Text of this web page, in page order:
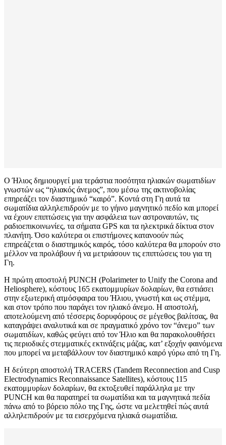
Ο Ήλιος δημιουργεί μια τεράστια ποσότητα ηλιακών σωματιδίων
γνωστών ως “ηλιακός άνεμος”, που μέσω της ακτινοβολίας
επηρεάζει τον διαστημικό “καιρό”. Κοντά στη Γη αυτά τα
σωματίδια αλληλεπιδρούν με το γήινο μαγνητικό πεδίο και μπορεί
να έχουν επιπτώσεις για την ασφάλεια των αστροναυτών, τις
ραδιοεπικοινωνίες, τα σήματα GPS και τα ηλεκτρικά δίκτυα στον
πλανήτη. Όσο καλύτερα οι επιστήμονες κατανοούν πώς
επηρεάζεται ο διαστημικός καιρός, τόσο καλύτερα θα μπορούν στο
μέλλον να προλάβουν ή να μετριάσουν τις επιπτώσεις του για τη
Γη.
Η πρώτη αποστολή PUNCH (Polarimeter to Unify the Corona and
Heliosphere), κόστους 165 εκατομμυρίων δολαρίων, θα εστιάσει
στην εξωτερική ατμόσφαιρα του Ήλιου, γνωστή και ως στέμμα,
και στον τρόπο που παράγει τον ηλιακό άνεμο. Η αποστολή,
αποτελούμενη από τέσσερις δορυφόρους σε μέγεθος βαλίτσας, θα
καταγράψει αναλυτικά και σε πραγματικό χρόνο τον “άνεμο” των
σωματιδίων, καθώς φεύγει από τον Ήλιο και θα παρακολουθήσει
τις περιοδικές στεμματικές εκτινάξεις μάζας, κατ’ εξοχήν φαινόμενα
που μπορεί να μεταβάλλουν τον διαστημικό καιρό γύρω από τη Γη.
Η δεύτερη αποστολή TRACERS (Tandem Reconnection and Cusp
Electrodynamics Reconnaissance Satellites), κόστους 115
εκατομμυρίων δολαρίων, θα εκτοξευθεί παράλληλα με την
PUNCH και θα παρατηρεί τα σωματίδια και τα μαγνητικά πεδία
πάνω από το βόρειο πόλο της Γης, ώστε να μελετηθεί πώς αυτά
αλληλεπιδρούν με τα εισερχόμενα ηλιακά σωματίδια.